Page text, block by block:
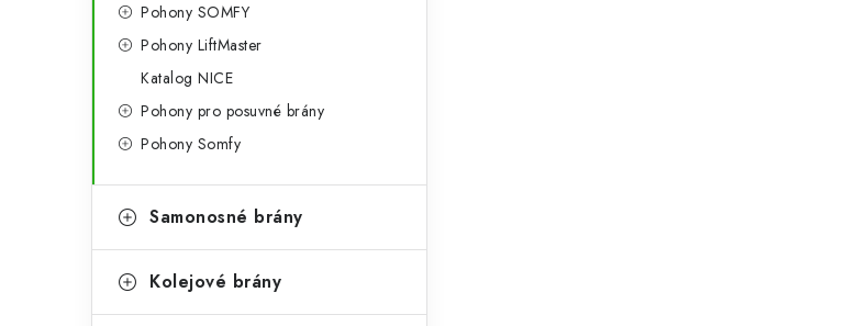
Pohony SOMFY
Pohony LiftMaster
Katalog NICE
Pohony pro posuvné brány
Pohony Somfy
Samonosné brány
Kolejové brány